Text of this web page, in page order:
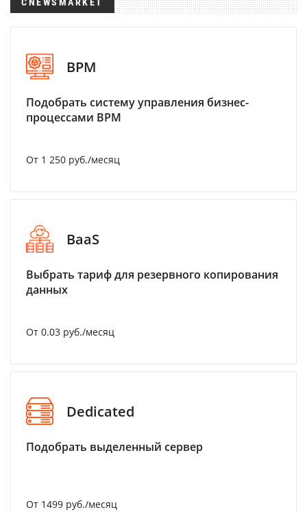
BPM
Подобрать систему управления бизнес-
процессами BPM
От 1 250 руб./месяц
BaaS
Выбрать тариф для резервного копирования
данных
От 0.03 руб./месяц
Dedicated
Подобрать выделенный сервер
От 1499 руб./месяц